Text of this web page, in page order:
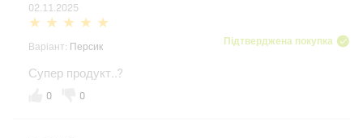
02.11.2025
Підтверджена покупка
Варіант: Персик
Супер продукт..?
0 0